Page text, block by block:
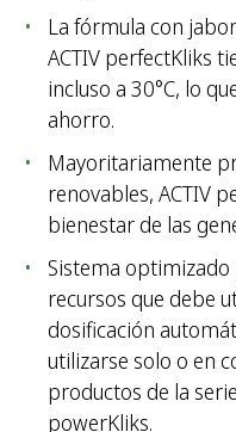
La fórmula con
ACTIV perfectKliks
incluso a 30°C, lo
ahorro.
Mayoritariamente
renovables, ACTIV
bienestar de las
Sistema
recursos que debe
dosificación
utilizarse solo o en
productos de la
powerKliks.